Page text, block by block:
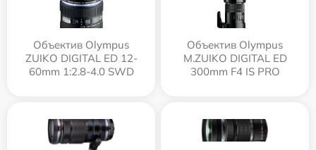
Объектив Olympus
ZUIKO DIGITAL ED 12-
60mm 1:2.8-4.0 SWD
Объектив Olympus
M.ZUIKO DIGITAL ED
300mm F4 IS PRO